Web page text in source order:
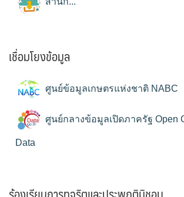
เชื่อมโยงข้อมูล
ศูนย์ข้อมูลเกษตรแห่งชาติ NABC
ศูนย์กลางข้อมูลเปิดภาครัฐ Open
Data